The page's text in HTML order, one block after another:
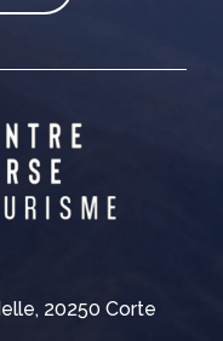
20250 Corte